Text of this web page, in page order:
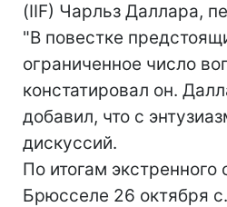
(IIF) Чарльз Даллара,
"В повестке
ограниченное число
констатировал он.
добавил, что с
дискуссий.
По итогам экстренного
Брюсселе 26 октября